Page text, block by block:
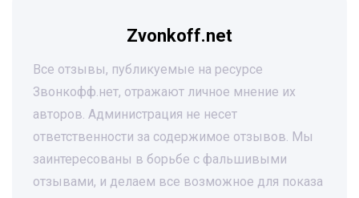
Zvonkoff.net
Все отзывы, публикуемые на ресурсе
Звонкофф.нет, отражают личное мнение их
авторов. Администрация не несет
ответственности за содержимое отзывов. Мы
заинтересованы в борьбе с фальшивыми
отзывами, и делаем все возможное для показа